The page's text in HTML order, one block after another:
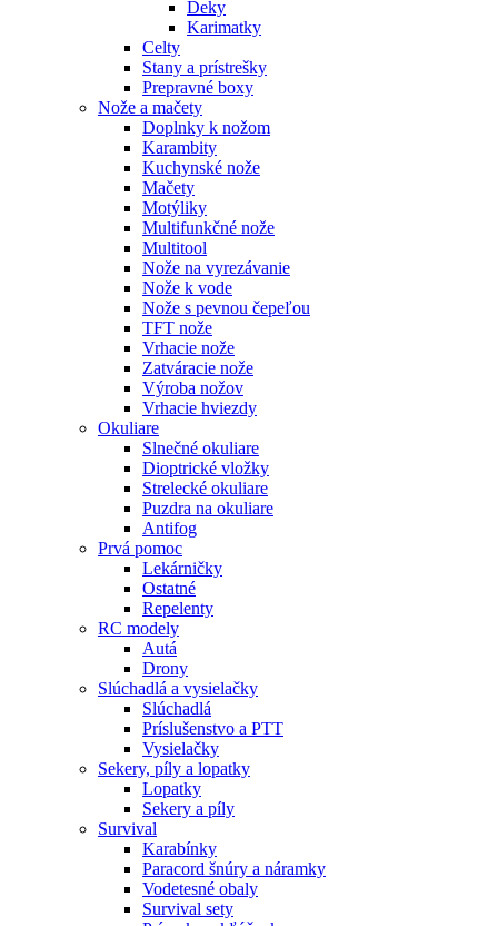
Deky
Karimatky
Celty
Stany a prístrešky
Prepravné boxy
Nože a mačety
Doplnky k nožom
Karambity
Kuchynské nože
Mačety
Motýliky
Multifunkčné nože
Multitool
Nože na vyrezávanie
Nože k vode
Nože s pevnou čepeľou
TFT nože
Vrhacie nože
Zatváracie nože
Výroba nožov
Vrhacie hviezdy
Okuliare
Slnečné okuliare
Dioptrické vložky
Strelecké okuliare
Puzdra na okuliare
Antifog
Prvá pomoc
Lekárničky
Ostatné
Repelenty
RC modely
Autá
Drony
Slúchadlá a vysielačky
Slúchadlá
Príslušenstvo a PTT
Vysielačky
Sekery, píly a lopatky
Lopatky
Sekery a píly
Survival
Karabínky
Paracord šnúry a náramky
Vodetesné obaly
Survival sety